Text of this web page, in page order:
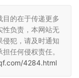
目的在于传递更多
性负责，本网站无
侵犯，请及时通知
任何侵权责任。
4284.html